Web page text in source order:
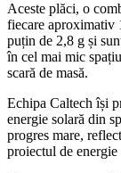
Aceste plăci, o
fiecare aproximativ
puțin de 2,8 g și
în cel mai mic
scară de masă.
Echipa Caltech își
energie solară din
progres mare,
proiectul de energie